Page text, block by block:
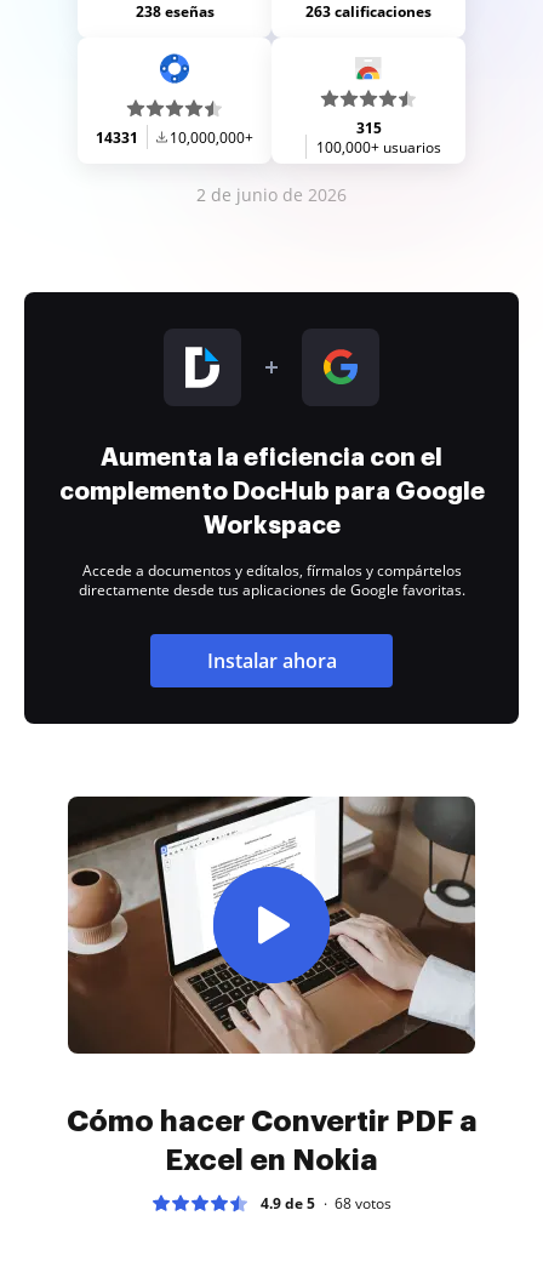
238 eseñas 263 calificaciones
14331 10,000,000+
315
100,000+ usuarios
2 de junio de 2026
Aumenta la eficiencia con el
complemento DocHub para Google
Workspace
Accede a documentos y edítalos, fírmalos y compártelos
directamente desde tus aplicaciones de Google favoritas.
Instalar ahora
Cómo hacer Convertir PDF a
Excel en Nokia
4.9 de 5 68votos